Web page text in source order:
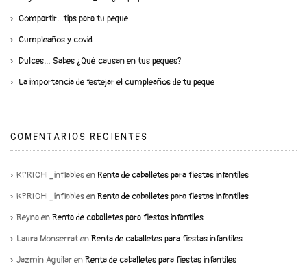
Compartir…tips para tu peque
Cumpleaños y covid
Dulces… Sabes ¿Qué causan en tus peques?
La importancia de festejar el cumpleaños de tu peque
COMENTARIOS RECIENTES
KPRICHI_inflablesenRenta de caballetes para fiestas infantiles
KPRICHI_inflablesenRenta de caballetes para fiestas infantiles
ReynaenRenta de caballetes para fiestas infantiles
Laura MonserratenRenta de caballetes para fiestas infantiles
Jazmin AguilarenRenta de caballetes para fiestas infantiles